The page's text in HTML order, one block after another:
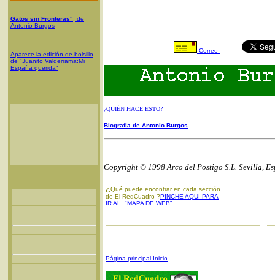
Gatos sin Fronteras" , de
Antonio Burgos
Aparece la edición de bolsillo
de "Juanito Valderrama:Mi
España querida"
Correo
¿QUIÉN HACE ESTO?
Biografía de Antonio Burgos
Copyright © 1998 Arco del Postigo S.L. Sevilla,
¿ Qué puede encontrar en cada sección
de El RedCuadro ?PINCHE AQUI PARA
IR AL "MAPA DE WEB"
Página principal-Inicio